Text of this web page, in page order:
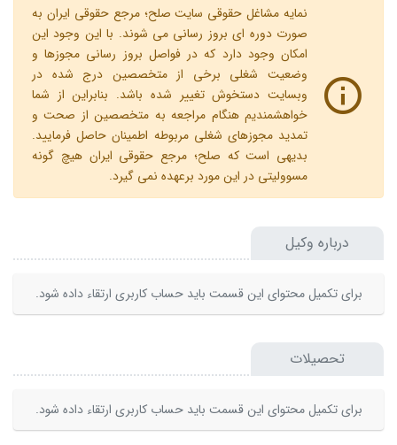
نمایه مشاغل حقوقی سایت صلح؛ مرجع حقوقی ایران به
صورت دوره ای بروز رسانی می شوند. با این وجود این
امکان وجود دارد که در فواصل بروز رسانی مجوزها و
وضعیت شغلی برخی از متخصصین درج شده در
وبسایت دستخوش تغییر شده باشد. بنابراین از شما
خواهشمندیم هنگام مراجعه به متخصصین از صحت و
تمدید مجوزهای شغلی مربوطه اطمینان حاصل فرمایید.
بدیهی است که صلح؛ مرجع حقوقی ایران هیچ گونه
مسوولیتی در این مورد برعهده نمی گیرد.
درباره وکیل
برای تکمیل محتوای این قسمت باید حساب کاربری ارتقاء داده شود.
تحصیلات
برای تکمیل محتوای این قسمت باید حساب کاربری ارتقاء داده شود.